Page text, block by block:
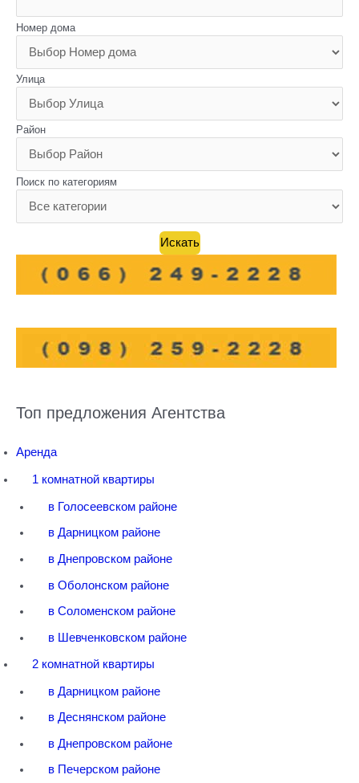
Номер дома
Улица
Район
Поиск по категориям
Топ предложения Агентства
Аренда
1 комнатной квартиры
в Голосеевском районе
в Дарницком районе
в Днепровском районе
в Оболонском районе
в Соломенском районе
в Шевченковском районе
2 комнатной квартиры
в Дарницком районе
в Деснянском районе
в Днепровском районе
в Печерском районе